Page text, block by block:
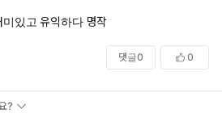
있고 유익하다 명작
댓글0 0
?